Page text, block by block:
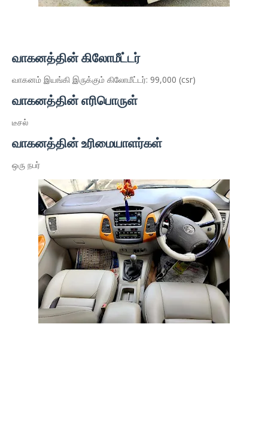
வாகனத்தின் கிலோமீட்டர்
வாகனம் இயங்கி இருக்கும் கிலோமீட்டர்: 99,000 (csr)
வாகனத்தின் எரிபொருள்
டீசல்
வாகனத்தின் உரிமையாளர்கள்
ஒரு நபர்